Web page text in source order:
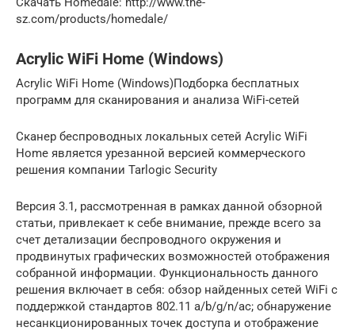
sz.com/products/homedale/
Acrylic WiFi Home (Windows)
Acrylic WiFi Home (Windows)Подборка бесплатных
программ для сканирования и анализа WiFi-сетей
Сканер беспроводных локальных сетей Acrylic WiFi
Home является урезанной версией коммерческого
решения компании Tarlogic Security
Версия 3.1, рассмотренная в рамках данной обзорной
статьи, привлекает к себе внимание, прежде всего за
счет детализации беспроводного окружения и
продвинутых графических возможностей отображения
собранной информации. Функциональность данного
решения включает в себя: обзор найденных сетей WiFi с
поддержкой стандартов 802.11 a/b/g/n/ac; обнаружение
несанкционированных точек доступа и отображение